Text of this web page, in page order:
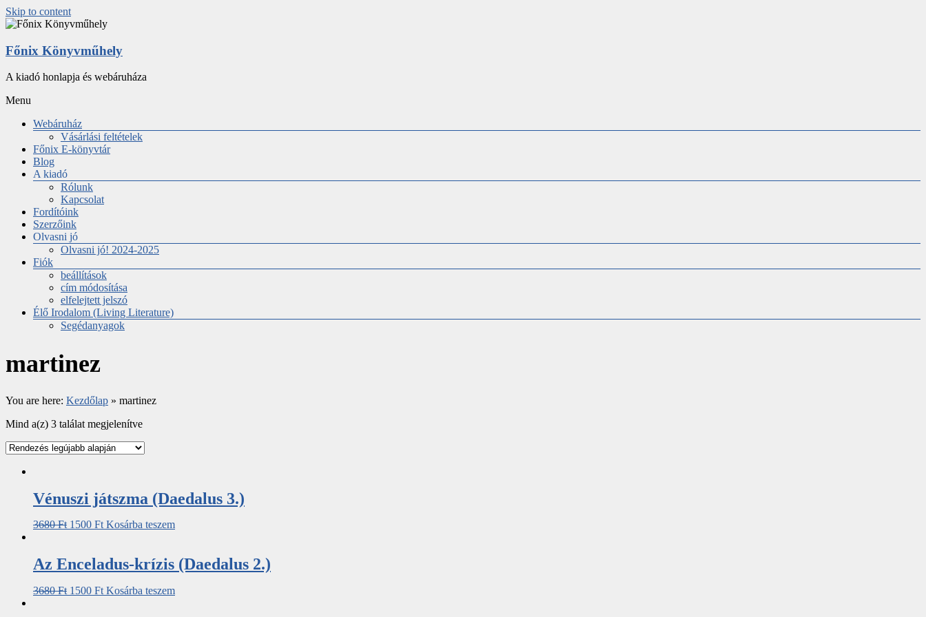
Skip to content
Főnix Könyvműhely
A kiadó honlapja és webáruháza
Menu
Webáruház
Vásárlási feltételek
Főnix E-könyvtár
Blog
A kiadó
Rólunk
Kapcsolat
Fordítóink
Szerzőink
Olvasni jó
Olvasni jó! 2024-2025
Fiók
beállítások
cím módosítása
elfelejtett jelszó
Élő Irodalom (Living Literature)
Segédanyagok
martinez
You are here: Kezdőlap » martinez
Mind a(z) 3 találat megjelenítve
Vénuszi játszma (Daedalus 3.)
3680Ft 1500 Ft Kosárba teszem
Az Enceladus-krízis (Daedalus 2.)
3680Ft 1500 Ft Kosárba teszem